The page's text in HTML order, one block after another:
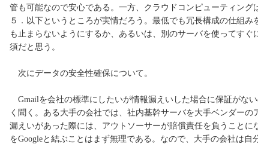
管も可能なので安心である。一方、クラウドコンピューティング
５．以下というところが実情だろう。最低でも冗長構成の仕組み
も止まらないようにするか、あるいは、別のサーバを使ってすぐ
須だと思う。
次にデータの安全性確保について。
Gmailを会社の標準にしたいが情報漏えいした場合に保証がな
く聞く。ある大手の会社では、社内基幹サーバを大手ベンダーの
漏えいがあった際には、アウトソーサーが賠償責任を負うことに
をGoogleと結ぶことはまず無理である。なので、大手の会社は自